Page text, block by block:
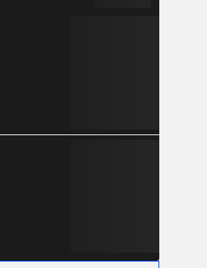
274 Mln
463 Mln